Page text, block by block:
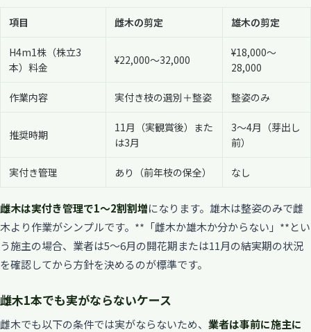
項目 雌木の剪定 雄木の剪定
H4m1株（株立3
本）料金
¥22,000〜32,000
¥18,000〜
28,000
作業内容 実付き枝の選別＋整姿 整姿のみ
推奨時期
11月（実観賞後）また
は3月
3〜4月（芽出し
前）
実付き管理 あり（前年枝の保全） なし
雌木は実付き管理で1〜2割割増になります。雄木は整姿のみで雌
木より作業がシンプルです。**「雌木か雄木か分からない」**とい
う施主の場合、業者は5〜6月の開花期または11月の結実期の状況
を確認してから方針を決めるのが標準です。
雌木1本でも実がならないケース
雌木でも以下の条件では実がならないため、 業者は事前に施主に